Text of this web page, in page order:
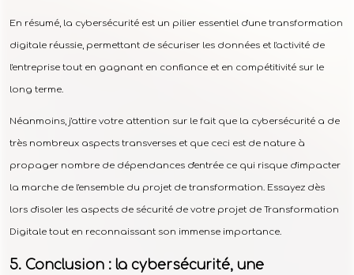
En résumé, la cybersécurité est un pilier essentiel d'une transformation
digitale réussie, permettant de sécuriser les données et l'activité de
l'entreprise tout en gagnant en confiance et en compétitivité sur le
long terme.
Néanmoins, j'attire votre attention sur le fait que la cybersécurité a de
très nombreux aspects transverses et que ceci est de nature à
propager nombre de dépendances d'entrée ce qui risque d'impacter
la marche de l'ensemble du projet de transformation. Essayez dès
lors d'isoler les aspects de sécurité de votre projet de Transformation
Digitale tout en reconnaissant son immense importance.
Conclusion : la cybersécurité, une